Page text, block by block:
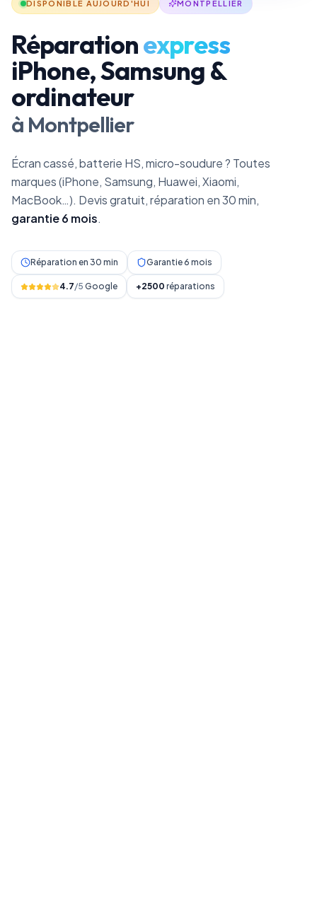
DISPONIBLE AUJOURD'HUI MONTPELLIER
Réparationexpress
iPhone, Samsung &
ordinateur
à Montpellier
Écran cassé, batterie HS, micro-soudure ? Toutes
marques (iPhone, Samsung, Huawei, Xiaomi,
MacBook…). Devis gratuit, réparation en 30 min,
garantie 6 mois.
Réparation en 30 min Garantie 6 mois
4.7/5 Google +2500 réparations